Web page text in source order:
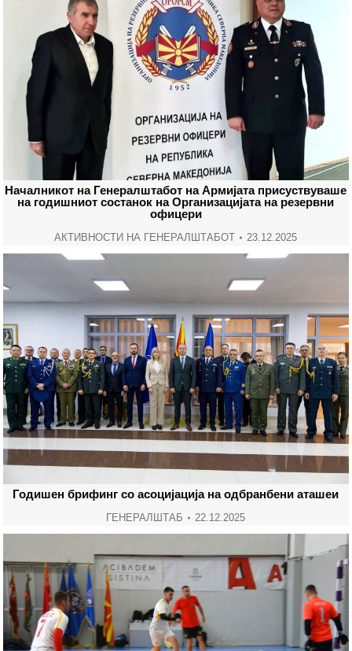
Началникот на Генералштабот на Армијата присуствуваше
на годишниот состанок на Организацијата на резервни
офицери
АКТИВНОСТИ НА ГЕНЕРАЛШТАБОТ 23.12.2025
Годишен брифинг со асоцијација на одбранбени аташеи
ГЕНЕРАЛШТАБ 22.12.2025